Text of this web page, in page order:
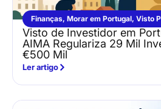
Finanças, Morar em Portugal, Visto
Visto de Investidor em
AIMA Regulariza 29 Mil
€500 Mil
Ler artigo